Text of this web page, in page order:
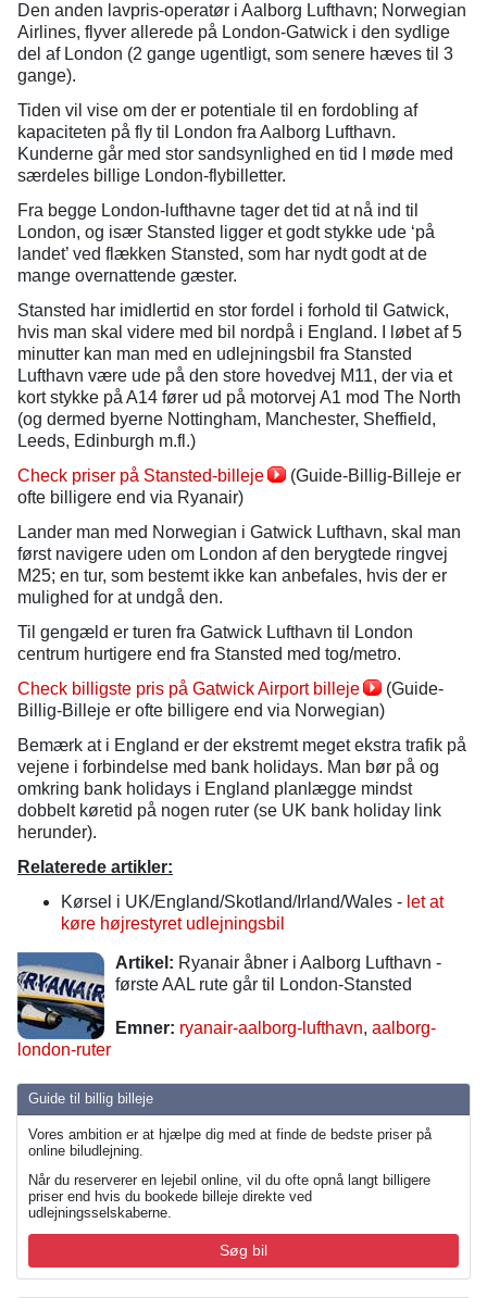
Guide til billig billeje
Vores ambition er at hjælpe dig med at finde de bedste priser på
online biludlejning.
Når du reserverer en lejebil online, vil du ofte opnå langt billigere
priser end hvis du bookede billeje direkte ved
udlejningsselskaberne.
Søg bil
Den anden lavpris-operatør i Aalborg Lufthavn; Norwegian
Airlines, flyver allerede på London-Gatwick i den sydlige
del af London (2 gange ugentligt, som senere hæves til 3
gange).
Tiden vil vise om der er potentiale til en fordobling af
kapaciteten på fly til London fra Aalborg Lufthavn.
Kunderne går med stor sandsynlighed en tid I møde med
særdeles billige London-flybilletter.
Fra begge London-lufthavne tager det tid at nå ind til
London, og især Stansted ligger et godt stykke ude ‘på
landet’ ved flækken Stansted, som har nydt godt at de
mange overnattende gæster.
Stansted har imidlertid en stor fordel i forhold til Gatwick,
hvis man skal videre med bil nordpå i England. I løbet af 5
minutter kan man med en udlejningsbil fra Stansted
Lufthavn være ude på den store hovedvej M11, der via et
kort stykke på A14 fører ud på motorvej A1 mod The North
(og dermed byerne Nottingham, Manchester, Sheffield,
Leeds, Edinburgh m.fl.)
Check priser på Stansted-billeje
(Guide-Billig-Billeje er
ofte billigere end via Ryanair)
Lander man med Norwegian i Gatwick Lufthavn, skal man
først navigere uden om London af den berygtede ringvej
M25; en tur, som bestemt ikke kan anbefales, hvis der er
mulighed for at undgå den.
Til gengæld er turen fra Gatwick Lufthavn til London
centrum hurtigere end fra Stansted med tog/metro.
Check billigste pris på Gatwick Airport billeje
(Guide-
Billig-Billeje er ofte billigere end via Norwegian)
Bemærk at i England er der ekstremt meget ekstra trafik på
vejene i forbindelse med bank holidays. Man bør på og
omkring bank holidays i England planlægge mindst
dobbelt køretid på nogen ruter (se UK bank holiday link
herunder).
Relaterede artikler:
Kørsel i UK/England/Skotland/Irland/Wales - let at
køre højrestyret udlejningsbil
Artikel: Ryanair åbner i Aalborg Lufthavn -
første AAL rute går til London-Stansted
Emner: ryanair-aalborg-lufthavn, aalborg-
london-ruter